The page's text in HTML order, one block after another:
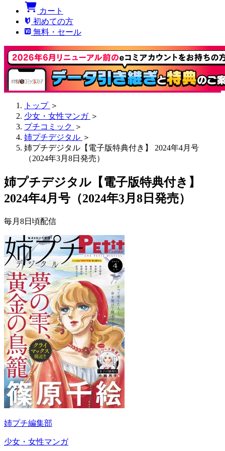
カート
初めての方
無料・セール
トップ ＞
少女・女性マンガ ＞
プチコミック ＞
姉プチデジタル ＞
姉プチデジタル【電子版特典付き】 2024年4月号
（2024年3月8日発売）
姉プチデジタル【電子版特典付き】
2024年4月号（2024年3月8日発売）
毎月8日頃配信
姉プチ編集部
少女・女性マンガ